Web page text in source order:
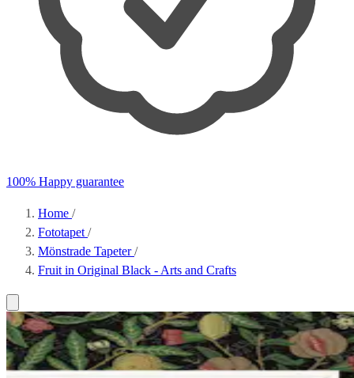
100% Happy guarantee
Home /
Fototapet /
Mönstrade Tapeter/
Fruit in Original Black - Arts and Crafts